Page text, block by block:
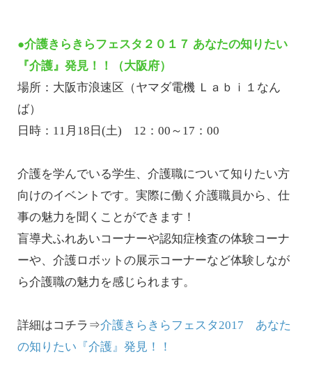
●介護きらきらフェスタ２０１７ あなたの知りたい
『介護』発見！！（大阪府）
場所：大阪市浪速区（ヤマダ電機 Ｌａｂｉ１なん
ば）
日時：11月18日(土) 12：00～17：00
介護を学んでいる学生、介護職について知りたい方
向けのイベントです。実際に働く介護職員から、仕
事の魅力を聞くことができます！
盲導犬ふれあいコーナーや認知症検査の体験コーナ
ーや、介護ロボットの展示コーナーなど体験しなが
ら介護職の魅力を感じられます。
詳細はコチラ⇒介護きらきらフェスタ2017 あなた
の知りたい『介護』発見！！